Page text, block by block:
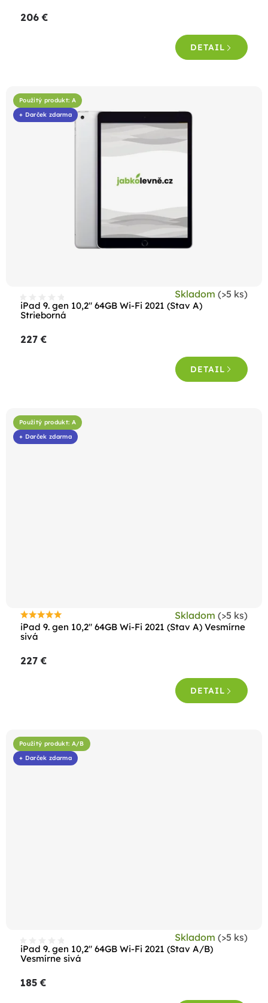
je
206 €
DETAIL
Použitý produkt: A
+ Darček zdarma
iPad 9. gen 10,2" 64GB Wi-Fi 2021 (Stav A)
Strieborná
Skladom (>5 ks)
227 €
DETAIL
Použitý produkt: A
+ Darček zdarma
iPad 9. gen 10,2" 64GB Wi-Fi 2021 (Stav A) Vesmírne
sivá
Priemerné
hodnotenie
je
Skladom (>5 ks)
227 €
DETAIL
Použitý produkt: A/B
+ Darček zdarma
iPad 9. gen 10,2" 64GB Wi-Fi 2021 (Stav A/B)
Vesmírne sivá
Skladom (>5 ks)
185 €